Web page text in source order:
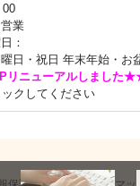
00
業
：
日・祝日 年末年始・お
リニューアルしました
クしてください